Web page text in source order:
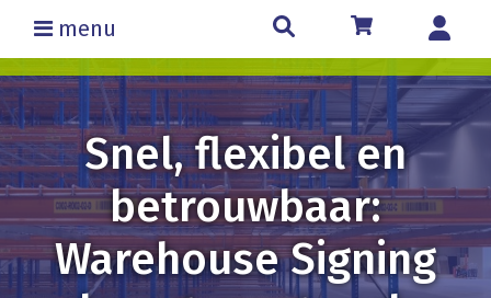
menu
Snel, flexibel en
betrouwbaar:
Warehouse Signing